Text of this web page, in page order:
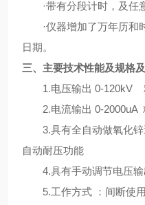
·带有分段计时，及任
·仪器增加了万年历和
日期。
三、主要技术性能及规格
1.电压输出 0-120kV
2.电流输出 0-2000uA
3.具有全自动做氧化
自动耐压功能
4.具有手动调节电压输
5.工作方式 ：间断使